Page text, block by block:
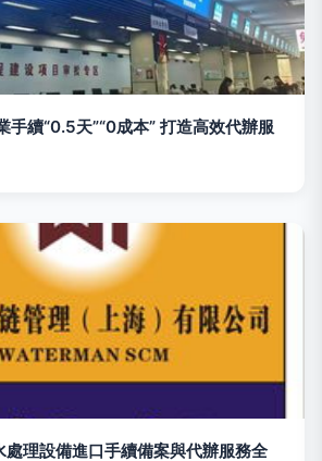
手續“0.5天”“0成本” 打造高效代辦服
處理設備進口手續備案與代辦服務全